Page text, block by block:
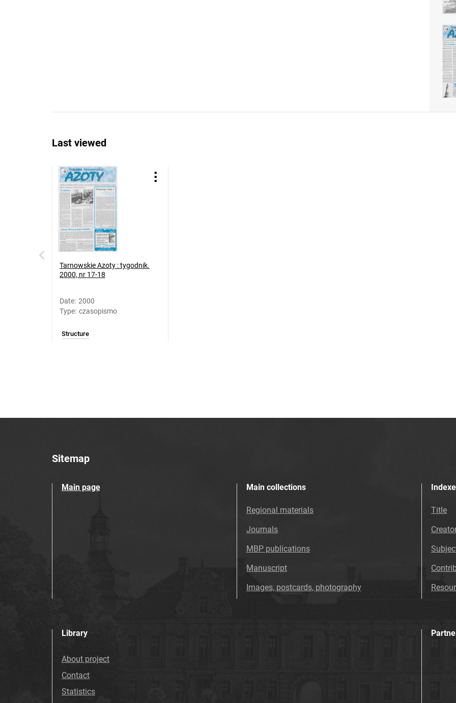
Last viewed
Tarnowskie Azoty : tygodnik.
2000, nr 17-18
Date: 2000
Type: czasopismo
Structure
Sitemap
Main page Main collections
Regional materials
Journals
MBP publications
Manuscript
Images, postcards, photography
Title
Library
About project
Contact
Statistics